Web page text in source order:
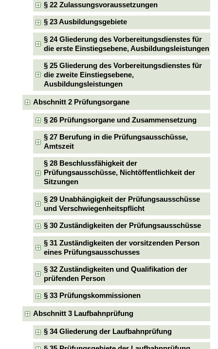
§ 22 Zulassungsvoraussetzungen
§ 23 Ausbildungsgebiete
§ 24 Gliederung des Vorbereitungsdienstes für
die erste Einstiegsebene, Ausbildungsleistungen
§ 25 Gliederung des Vorbereitungsdienstes für
die zweite Einstiegsebene,
Ausbildungsleistungen
Abschnitt 2 Prüfungsorgane
§ 26 Prüfungsorgane und Zusammensetzung
§ 27 Berufung in die Prüfungsausschüsse,
Amtszeit
§ 28 Beschlussfähigkeit der
Prüfungsausschüsse, Nichtöffentlichkeit der
Sitzungen
§ 29 Unabhängigkeit der Prüfungsausschüsse
und Verschwiegenheitspflicht
§ 30 Zuständigkeiten der Prüfungsausschüsse
§ 31 Zuständigkeiten der vorsitzenden Person
eines Prüfungsausschusses
§ 32 Zuständigkeiten und Qualifikation der
prüfenden Person
§ 33 Prüfungskommissionen
Abschnitt 3 Laufbahnprüfung
§ 34 Gliederung der Laufbahnprüfung